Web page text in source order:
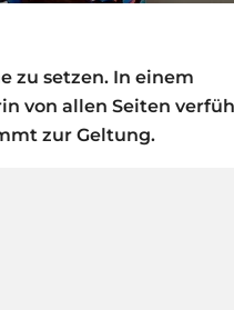
zu setzen. In einem
von allen Seiten
zur Geltung.